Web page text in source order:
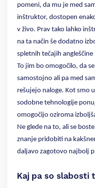
pomeni, da mu je med
inštruktor, dostopen
v živo. Prav tako lahko
na ta način še dodatno
spletnih tečajih
To jim bo omogočilo, da
samostojno ali pa med
rešujejo naloge. Kot smo
sodobne tehnologije
omogočijo oziroma
Ne glede na to, ali se
znanje pridobiti na
daljavo zagotovo najbolj
Kaj pa so slabosti